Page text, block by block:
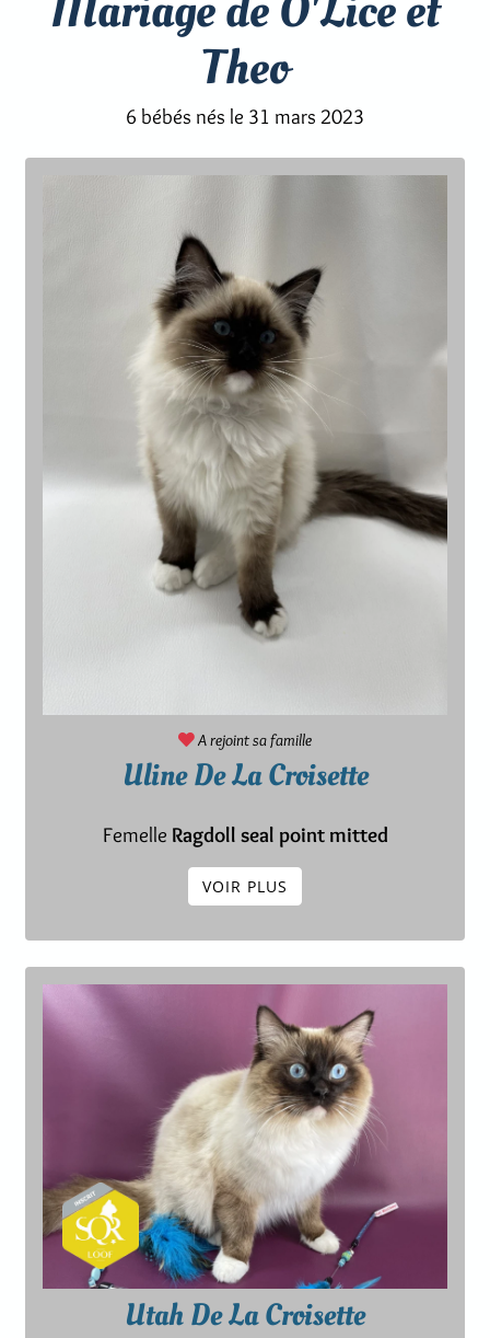
Theo
6 bébés nés le 31 mars 2023
A rejoint sa famille
Uline De La Croisette
Femelle Ragdoll seal point mitted
VOIR PLUS
Utah De La Croisette